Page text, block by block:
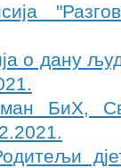
о дану
БиХ,